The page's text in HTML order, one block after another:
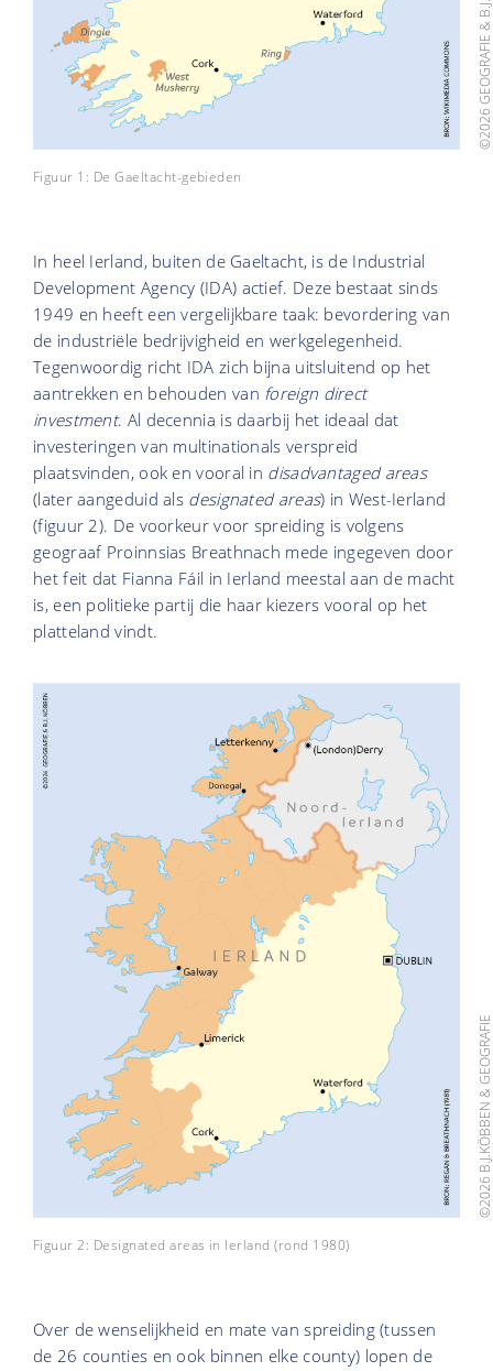
©2026 GEOGRAFIE & B.J. KÖBBEN
Figuur 1: De Gaeltacht-gebieden
In heel Ierland, buiten de Gaeltacht, is de Industrial
Development Agency (IDA) actief. Deze bestaat sinds
1949 en heeft een vergelijkbare taak: bevordering van
de industriële bedrijvigheid en werkgelegenheid.
Tegenwoordig richt IDA zich bijna uitsluitend op het
aantrekken en behouden van foreign direct
investment. Al decennia is daarbij het ideaal dat
investeringen van multinationals verspreid
plaatsvinden, ook en vooral in disadvantaged areas
(later aangeduid als designated areas) in West-Ierland
(figuur 2). De voorkeur voor spreiding is volgens
geograaf Proinnsias Breathnach mede ingegeven door
het feit dat Fianna Fáil in Ierland meestal aan de macht
is, een politieke partij die haar kiezers vooral op het
platteland vindt.
©2026 B.J.KÖBBEN & GEOGRAFIE
Figuur 2: Designated areas in Ierland (rond 1980)
Over de wenselijkheid en mate van spreiding (tussen
de 26 counties en ook binnen elke county) lopen de